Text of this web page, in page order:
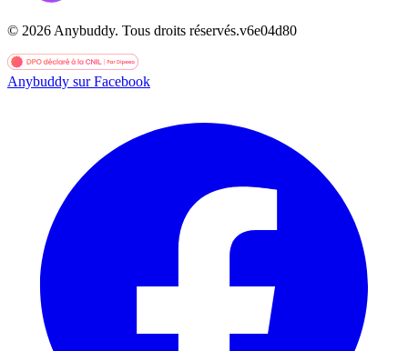
© 2026 Anybuddy. Tous droits réservés.v6e04d80
Anybuddy sur Facebook